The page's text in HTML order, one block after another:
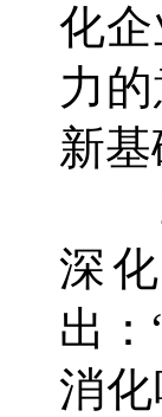
化
力
新基
深
出
消